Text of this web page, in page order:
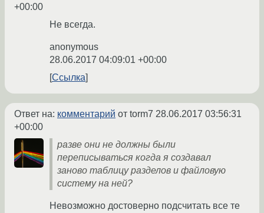
+00:00
Не всегда.
anonymous
28.06.2017 04:09:01 +00:00
Ссылка
Ответ на: комментарий от torm7 28.06.2017 03:56:31
+00:00
разве они не должны были
переписываться когда я создавал
заново таблицу разделов и файловую
систему на ней?
Невозможно достоверно подсчитать все те